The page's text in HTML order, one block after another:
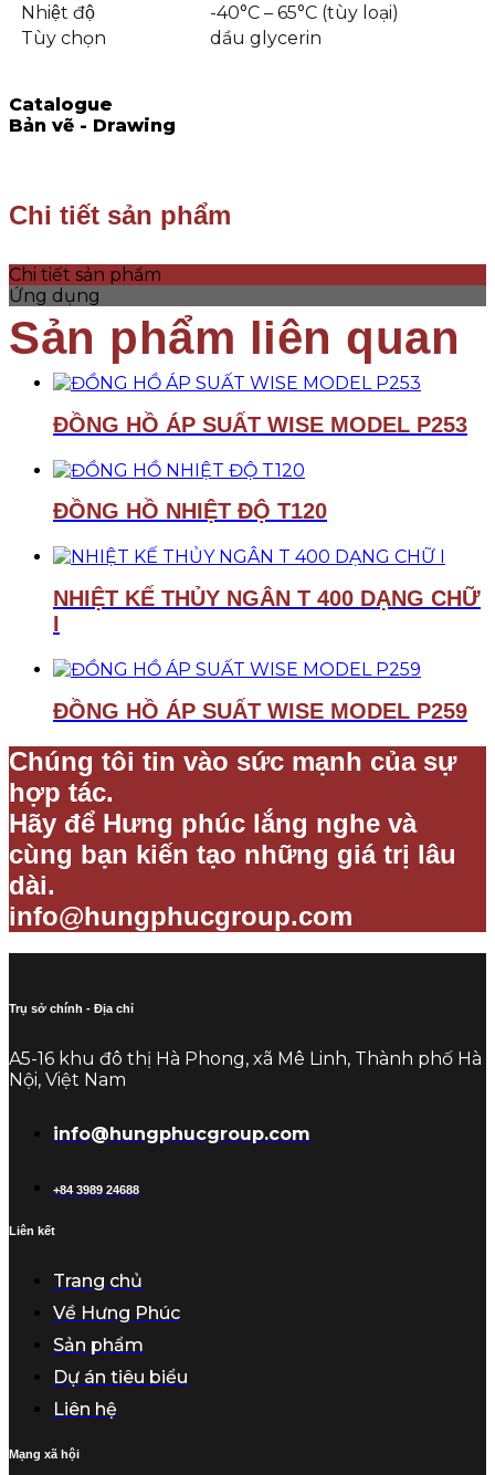
Nhiệt độ
-40°C – 65°C (tùy loại)
Tùy chọn
dầu glycerin
Catalogue
Bản vẽ - Drawing
Chi tiết sản phẩm
Chi tiết sản phẩm
Ứng dụng
ĐỒNG HỒ ÁP SUẤT WISE MODEL P253
ĐỒNG HỒ NHIỆT ĐỘ T120
NHIỆT KẾ THỦY NGÂN T 400 DẠNG CHỮ
I
ĐỒNG HỒ ÁP SUẤT WISE MODEL P259
Chúng tôi tin vào sức mạnh của sự
hợp tác.
Hãy để Hưng phúc lắng nghe và
cùng bạn kiến tạo những giá trị lâu
dài.
info@hungphucgroup.com
Trụ sở chính - Địa chỉ
A5-16 khu đô thị Hà Phong, xã Mê Linh, Thành phố Hà
Nội, Việt Nam
info@hungphucgroup.com
+84 3989 24688
Liên kết
Trang chủ
Về Hưng Phúc
Sản phẩm
Dự án tiêu biểu
Liên hệ
Mạng xã hội